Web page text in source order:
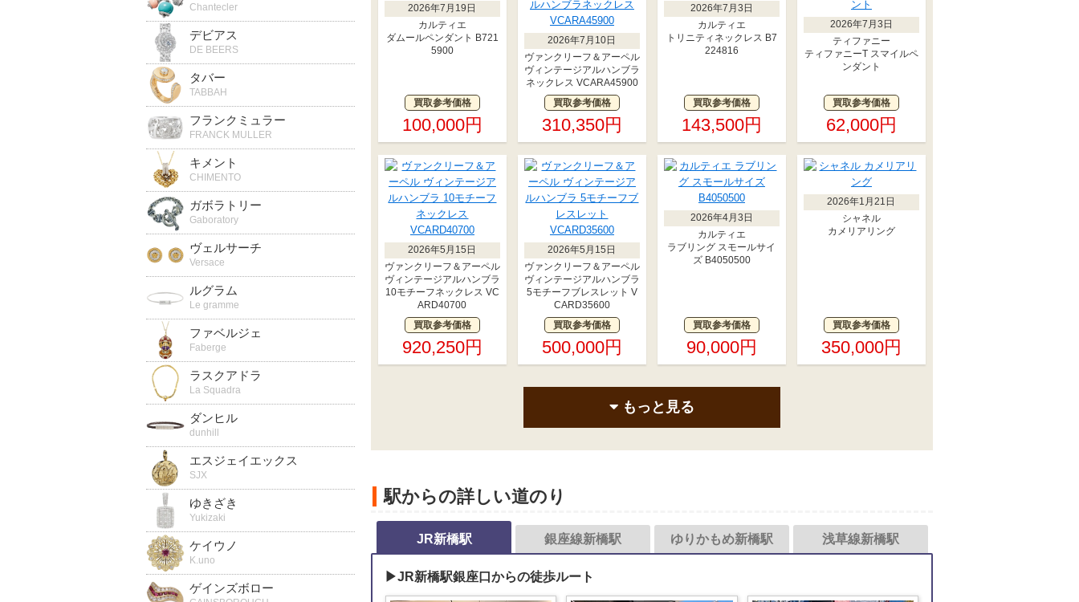
2026年7月19日
カルティエ
ダムールペンダント B721
5900
買取参考価格
100,000円
2026年7月10日
ヴァンクリーフ＆アーペル
ヴィンテージアルハンブラ
ネックレス VCARA45900
買取参考価格
310,350円
2026年7月3日
カルティエ
トリニティネックレス B7
224816
買取参考価格
143,500円
2026年7月3日
ティファニー
ティファニーT スマイルペ
ンダント
買取参考価格
62,000円
2026年5月15日
ヴァンクリーフ＆アーペル
ヴィンテージアルハンブラ
10モチーフネックレス VC
ARD40700
買取参考価格
920,250円
2026年5月15日
ヴァンクリーフ＆アーペル
ヴィンテージアルハンブラ
5モチーフブレスレット V
CARD35600
買取参考価格
500,000円
2026年4月3日
カルティエ
ラブリング スモールサイ
ズ B4050500
買取参考価格
90,000円
2026年1月21日
シャネル
カメリアリング
買取参考価格
350,000円
もっと見る
駅からの詳しい道のり
JR新橋駅 銀座線新橋駅 ゆりかもめ新橋駅 浅草線新橋駅
▶JR新橋駅銀座口からの徒歩ルート
Chantecler
デビアス
DE BEERS
タバー
TABBAH
フランクミュラー
FRANCK MULLER
キメント
CHIMENTO
ガボラトリー
Gaboratory
ヴェルサーチ
Versace
ルグラム
Le gramme
ファベルジェ
Faberge
ラスクアドラ
La Squadra
ダンヒル
dunhill
エスジェイエックス
SJX
ゆきざき
Yukizaki
ケイウノ
K.uno
ゲインズボロー